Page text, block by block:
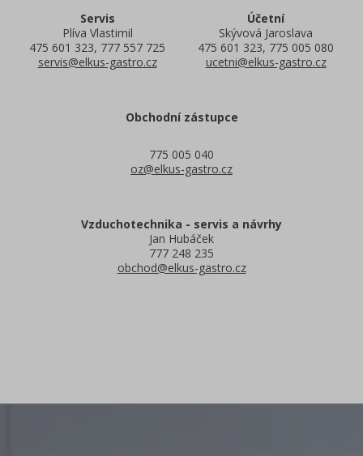
Servis
Plíva Vlastimil
475 601 323, 777 557 725
servis@elkus-gastro.cz
Účetní
Skývová Jaroslava
475 601 323, 775 005 080
ucetni@elkus-gastro.cz
Obchodní zástupce
775 005 040
oz@elkus-gastro.cz
Vzduchotechnika - servis a návrhy
Jan Hubáček
777 248 235
obchod@elkus-gastro.cz